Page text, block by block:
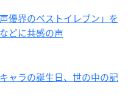
優界のベストイレブン」を
どに共感の声
ャラの誕生日、世の中の記